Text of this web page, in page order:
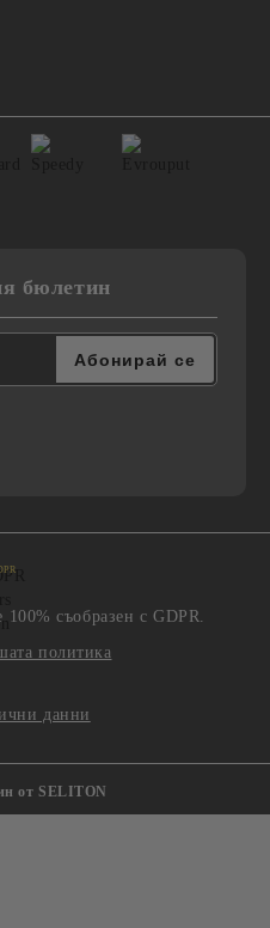
бюлетин
съобразен с GDPR.
политика
данни
от SELITON